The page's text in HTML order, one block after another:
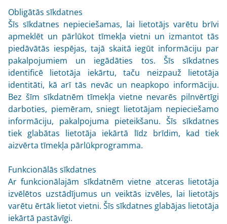
Obligātās sīkdatnes
Šīs sīkdatnes nepieciešamas, lai lietotājs varētu brīvi
apmeklēt un pārlūkot tīmekļa vietni un izmantot tās
piedāvātās iespējas, tajā skaitā iegūt informāciju par
pakalpojumiem un iegādāties tos. Šīs sīkdatnes
identificē lietotāja iekārtu, taču neizpauž lietotāja
identitāti, kā arī tās nevāc un neapkopo informāciju.
Bez šīm sīkdatnēm tīmekļa vietne nevarēs pilnvērtīgi
darboties, piemēram, sniegt lietotājam nepieciešamo
informāciju, pakalpojuma pieteikšanu. Šīs sīkdatnes
tiek glabātas lietotāja iekārtā līdz brīdim, kad tiek
aizvērta tīmekļa pārlūkprogramma.
Funkcionālās sīkdatnes
Ar funkcionālajām sīkdatnēm vietne atceras lietotāja
izvēlētos uzstādījumus un veiktās izvēles, lai lietotājs
varētu ērtāk lietot vietni. Šīs sīkdatnes glabājas lietotāja
iekārtā pastāvīgi.